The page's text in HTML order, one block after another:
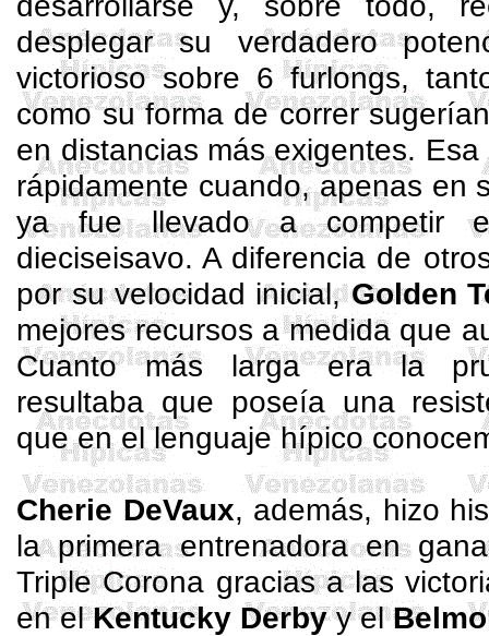
desplegar su verdadero
victorioso sobre 6furlongs,
como su forma de correr
en distancias más exigentes.
rápidamente cuando, apenas en
ya fue llevado a competir
dieciseisavo. A diferencia de
por su velocidad inicial,Golden
mejores recursos a medida que
Cuanto más larga era la
resultaba que poseía una
que en el lenguaje hípico
Cherie DeVaux, además, hizo
la primera entrenadora en
Triple Corona gracias a las
en elKentucky Derbyy el